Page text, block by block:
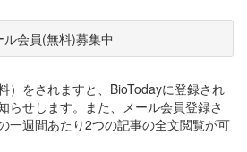
ル会員(無料)募集中
）をされますと、BioTodayに登録され
らせします。また、メール会員登録さ
一週間あたり2つの記事の全文閲覧が可